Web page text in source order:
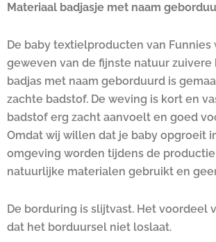
Materiaal badjasje met naam
De baby textielproducten van Funnies
geweven van de fijnste natuur zuivere
badjas met naam geborduurd is
zachte badstof. De weving is kort en
badstof erg zacht aanvoelt en goed
Omdat wij willen dat je baby opgroeit
omgeving worden tijdens de
natuurlijke materialen gebruikt en
De borduring is slijtvast. Het voordeel
dat het borduursel niet loslaat.